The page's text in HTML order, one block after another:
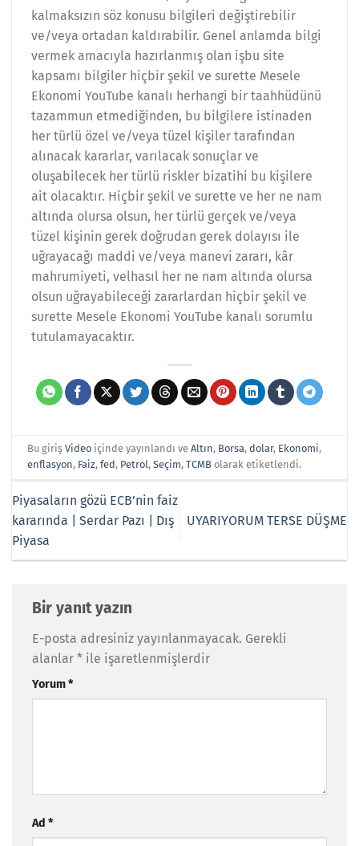
kalmaksızın söz konusu bilgileri değiştirebilir
ve/veya ortadan kaldırabilir. Genel anlamda bilgi
vermek amacıyla hazırlanmış olan işbu site
kapsamı bilgiler hiçbir şekil ve surette Mesele
Ekonomi YouTube kanalı herhangi bir taahhüdünü
tazammun etmediğinden, bu bilgilere istinaden
her türlü özel ve/veya tüzel kişiler tarafından
alınacak kararlar, varılacak sonuçlar ve
oluşabilecek her türlü riskler bizatihi bu kişilere
ait olacaktır. Hiçbir şekil ve surette ve her ne nam
altında olursa olsun, her türlü gerçek ve/veya
tüzel kişinin gerek doğrudan gerek dolayısı ile
uğrayacağı maddi ve/veya manevi zararı, kâr
mahrumiyeti, velhasıl her ne nam altında olursa
olsun uğrayabileceği zararlardan hiçbir şekil ve
surette Mesele Ekonomi YouTube kanalı sorumlu
tutulamayacaktır.
Bu girişVideo içinde yayınlandı veAltın, Borsa,dolar, Ekonomi,
enflasyon, Faiz,fed, Petrol,Seçim,TCMB olarak etiketlendi.
Piyasaların gözü ECB’nin faiz
kararında | Serdar Pazı | Dış
Piyasa
UYARIYORUM TERSE DÜŞME
Bir yanıt yazın
E-posta adresiniz yayınlanmayacak. Gerekli
alanlar * ile işaretlenmişlerdir
Yorum*
Ad *